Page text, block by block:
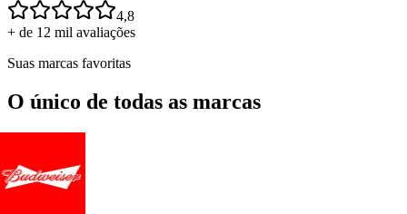
4,8
+ de 12 mil avaliações
Suas marcas favoritas
O único de todas as marcas